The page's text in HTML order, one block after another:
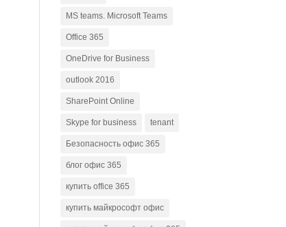
MS teams. Microsoft Teams
Office 365
OneDrive for Business
outlook 2016
SharePoint Online
Skype for business tenant
Безопасность офис 365
блог офис 365
купить office 365
купить майкрософт офис